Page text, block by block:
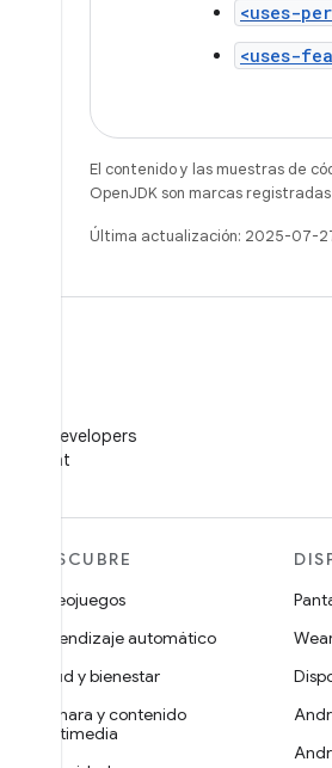
<uses-
<uses-
El contenido y las muestras de
OpenJDK son marcas
Última actualización: 2025-07-
Developers
WeChat
DESCUBRE
Videojuegos
Aprendizaje automático
Salud y bienestar
Cámara y contenido
multimedia